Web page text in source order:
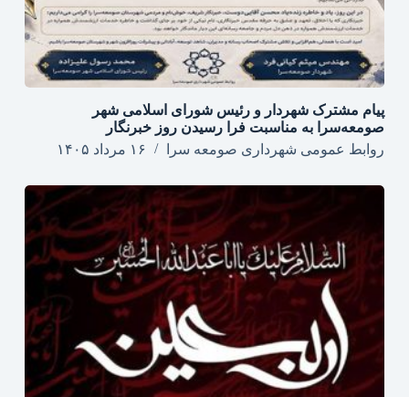
پیام مشترک شهردار و رئیس شورای اسلامی شهر
صومعه‌سرا به مناسبت فرا رسیدن روز خبرنگار
روابط عمومی شهرداری صومعه سرا
۱۶ مرداد ۱۴۰۵